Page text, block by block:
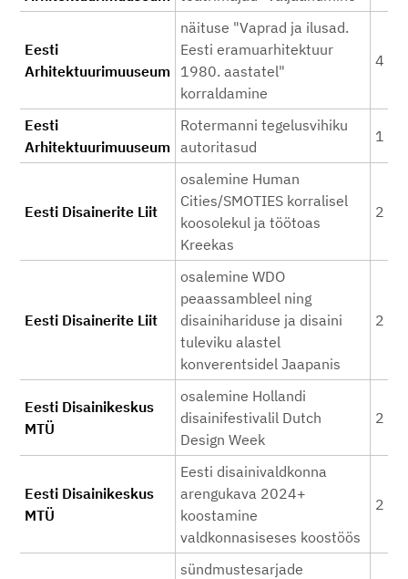
Eesti
Arhitektuurimuuseum
näituse "Vaprad ja ilusad.
Eesti eramuarhitektuur
1980. aastatel"
korraldamine
4
Eesti
Arhitektuurimuuseum
Rotermanni tegelusvihiku
autoritasud
1
Eesti Disainerite Liit
osalemine Human
Cities/SMOTIES korralisel
koosolekul ja töötoas
Kreekas
2
Eesti Disainerite Liit
osalemine WDO
peaassambleel ning
disainihariduse ja disaini
tuleviku alastel
konverentsidel Jaapanis
2
Eesti Disainikeskus
MTÜ
osalemine Hollandi
disainifestivalil Dutch
Design Week
2
Eesti Disainikeskus
MTÜ
Eesti disainivaldkonna
arengukava 2024+
koostamine
valdkonnasiseses koostöös
2
sündmustesarjade